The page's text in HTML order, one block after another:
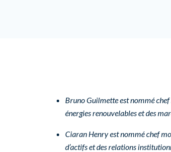
Bruno Guilmetteest nommé
énergies renouvelables et des
Ciaran Henryest nommé chef
d’actifs et des relations